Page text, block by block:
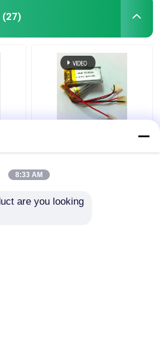
(27)
আল্ট্রা থিন লিথিয়াম ব্যাটারি পলিমার
8:33 AM
are you looking